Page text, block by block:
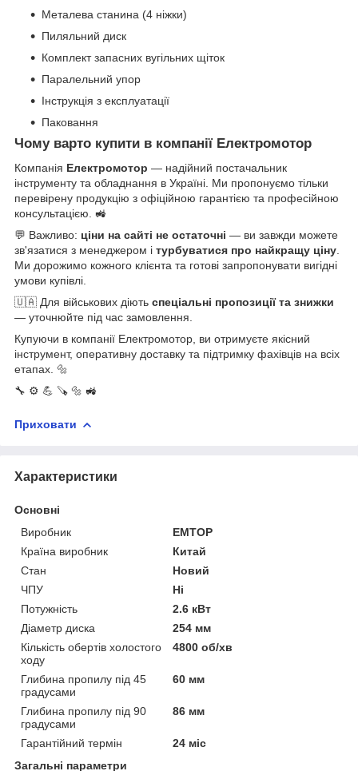
Металева станина (4 ніжки)
Пиляльний диск
Комплект запасних вугільних щіток
Паралельний упор
Інструкція з експлуатації
Паковання
Чому варто купити в компанії Електромотор
Компанія Електромотор — надійний постачальник
інструменту та обладнання в Україні. Ми пропонуємо тільки
перевірену продукцію з офіційною гарантією та професійною
консультацією. 🚜
💬 Важливо: ціни на сайті не остаточні — ви завжди можете
зв'язатися з менеджером і турбуватися про найкращу ціну
Ми дорожимо кожного клієнта та готові запропонувати вигідні
умови купівлі.
🇺🇦 Для військових діють спеціальні пропозиції та знижки
— уточнюйте під час замовлення.
Купуючи в компанії Електромотор, ви отримуєте якісний
інструмент, оперативну доставку та підтримку фахівців на всіх
етапах. 🔩
🔧 ⚙️ 💪 🪚 🔩 🚜
Приховати
Характеристики
Основні
Виробник
EMTOP
Країна виробник
Китай
Стан
Новий
ЧПУ
Ні
Потужність
2.6 кВт
Діаметр диска
254 мм
Кількість обертів холостого
ходу
4800 об/хв
Глибина пропилу під 45
градусами
60 мм
Глибина пропилу під 90
градусами
86 мм
Гарантійний термін
24 міс
Загальні параметри